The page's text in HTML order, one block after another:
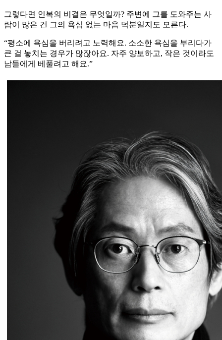
그렇다면 인복의 비결은 무엇일까? 주변에 그를 도와주는 사
람이 많은 건 그의 욕심 없는 마음 덕분일지도 모른다.
“평소에 욕심을 버리려고 노력해요. 소소한 욕심을 부리다가
큰 걸 놓치는 경우가 많잖아요. 자주 양보하고, 작은 것이라도
남들에게 베풀려고 해요.”